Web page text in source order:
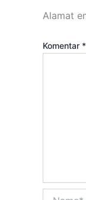
Alamat
Komentar *